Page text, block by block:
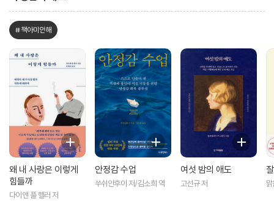
#책아미안해
왜 내 사랑은 이렇게
힘들까
다이앤 풀 헬러 저
안정감 수업
쑤쉬안후이 저/김소희 역
여섯 밤의 애도
고선규 저